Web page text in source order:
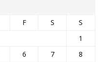
F S
S
1
6 7
8